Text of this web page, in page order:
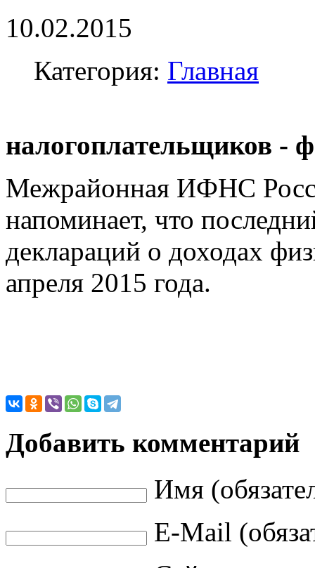
10.02.2015
Категория: Главная
налогоплательщиков -
Межрайонная ИФНС
напоминает, что
деклараций о доходах
апреля 2015 года.
Добавить комментарий
Имя
E-Mail